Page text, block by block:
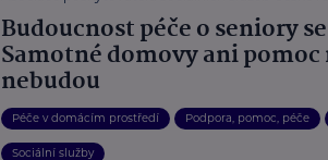
Budoucnost péče o seniory
Samotné domovy ani
nebudou
Péče v domácím prostředí Podpora, pomoc, péče
Sociální služby